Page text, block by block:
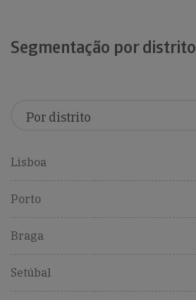
Segmentação por distrito
Lisboa
Porto
Braga
Setúbal